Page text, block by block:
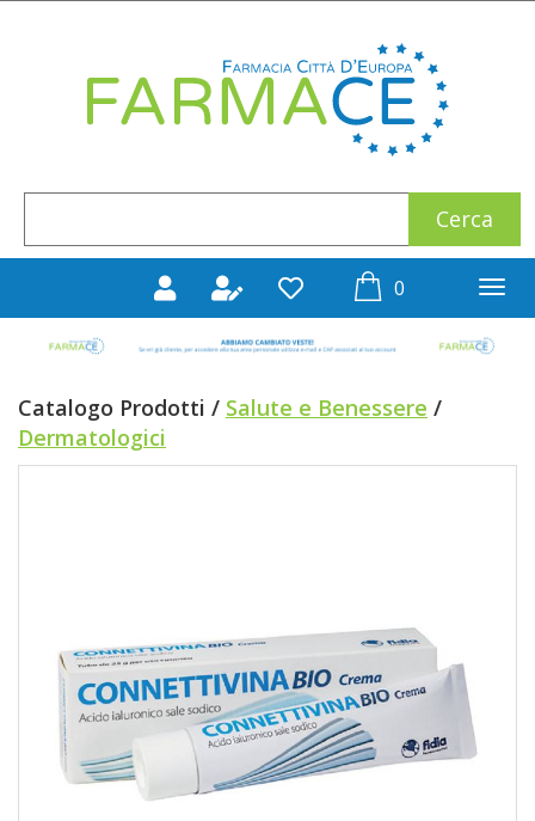
0prodotti
Catalogo Prodotti / Salute e Benessere /
Dermatologici